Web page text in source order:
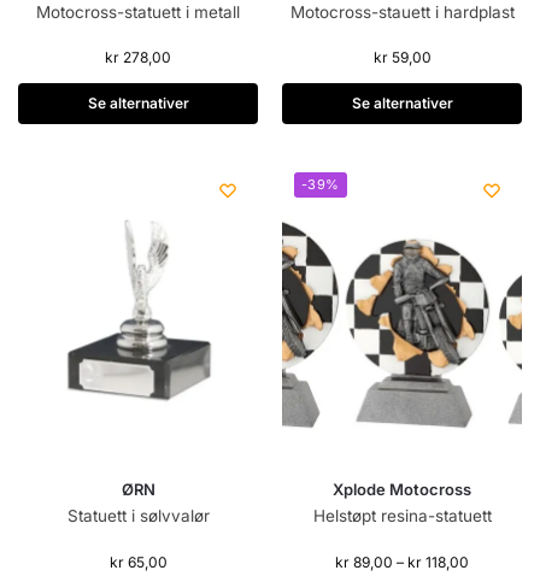
Motocross-statuett i metall
kr 278,00
Se alternativer
Motocross-stauett i hardplast
kr59,00
Se alternativer
ØRN
Statuett i sølvvalør
kr65,00
-39%
Xplode Motocross
Helstøpt resina-statuett
kr 89,00 – kr 118,00